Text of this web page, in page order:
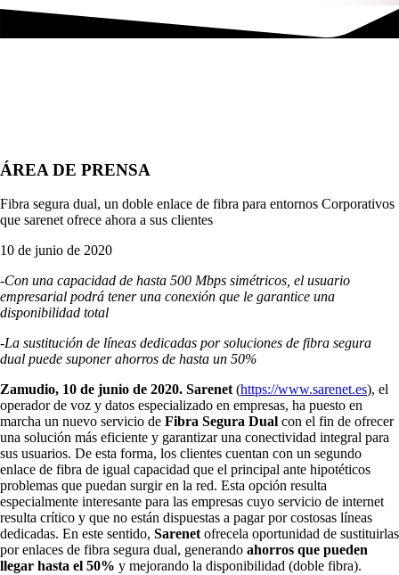
ÁREA DE PRENSA
Fibra segura dual, un doble enlace de fibra para entornos Corporativos
que sarenet ofrece ahora a sus clientes
10 de junio de 2020
-Con una capacidad de hasta 500 Mbps simétricos, el usuario
empresarial podrá tener una conexión que le garantice una
disponibilidad total
-La sustitución de líneas dedicadas por soluciones de fibra segura
dual puede suponer ahorros de hasta un 50%
Zamudio, 10 de junio de 2020. Sarenet (https://www.sarenet.es), el
operador de voz y datos especializado en empresas, ha puesto en
marcha un nuevo servicio de Fibra Segura Dual con el fin de ofrecer
una solución más eficiente y garantizar una conectividad integral para
sus usuarios. De esta forma, los clientes cuentan con un segundo
enlace de fibra de igual capacidad que el principal ante hipotéticos
problemas que puedan surgir en la red. Esta opción resulta
especialmente interesante para las empresas cuyo servicio de internet
resulta crítico y que no están dispuestas a pagar por costosas líneas
dedicadas. En este sentido, Sarenet ofrecela oportunidad de sustituirlas
por enlaces de fibra segura dual, generando ahorros que pueden
llegar hasta el 50% y mejorando la disponibilidad (doble fibra).